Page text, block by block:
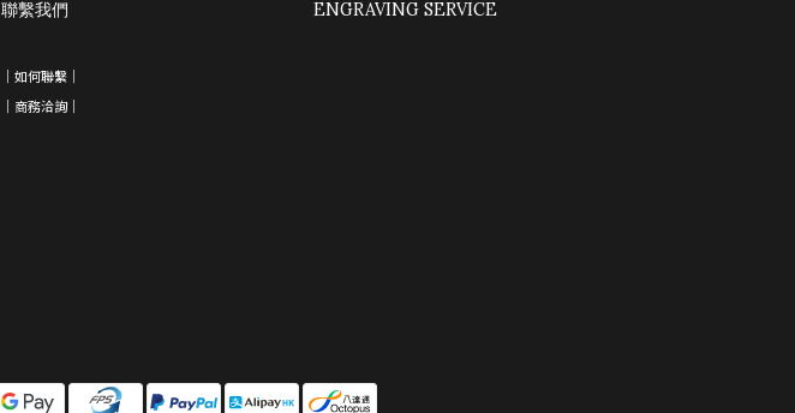
聯繫我們
｜如何聯繫｜
｜ 商務洽詢 ｜
ENGRAVING SERVICE